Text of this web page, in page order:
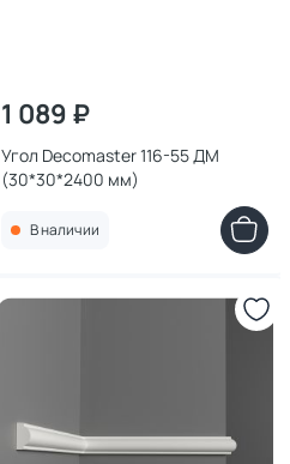
1 089 ₽
Угол Decomaster 116-55 ДМ
(30*30*2400 мм)
В наличии